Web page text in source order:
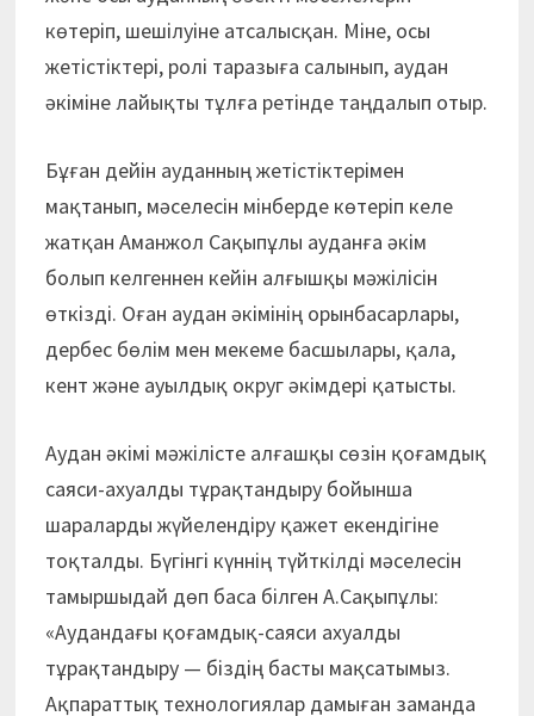
көтеріп, шешілуіне атсалысқан. Міне, осы
жетістіктері, ролі таразыға салынып, аудан
әкіміне лайықты тұлға ретінде таңдалып отыр.
Бұған дейін ауданның жетістіктерімен
мақтанып, мәселесін мінберде көтеріп келе
жатқан Аманжол Сақыпұлы ауданға әкім
болып келгеннен кейін алғышқы мәжілісін
өткізді. Оған аудан әкімінің орынбасарлары,
дербес бөлім мен мекеме басшылары, қала,
кент және ауылдық округ әкімдері қатысты.
Аудан әкімі мәжілісте алғашқы сөзін қоғамдық
саяси-ахуалды тұрақтандыру бойынша
шараларды жүйелендіру қажет екендігіне
тоқталды. Бүгінгі күннің түйткілді мәселесін
тамыршыдай дөп баса білген А.Сақыпұлы:
«Аудандағы қоғамдық-саяси ахуалды
тұрақтандыру — біздің басты мақсатымыз.
Ақпараттық технологиялар дамыған заманда